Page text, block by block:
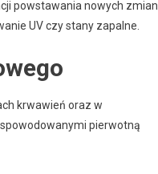
powstawania nowych zmian
UV czy stany zapalne.
krwawień oraz w
pierwotną